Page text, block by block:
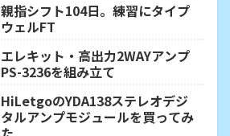
親指シフト104日。練習にタイプ
ウェルFT
エレキット・高出力2WAYアンプ
PS-3236を組み立て
HiLetgoのYDA138ステレオデジ
タルアンプモジュールを買ってみ